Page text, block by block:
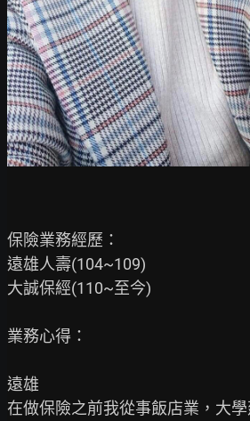
保險業務經歷：
遠雄人壽(104~109)
大誠保經(110~至今)
業務心得：
遠雄
在做保險之前我從事飯店業，大